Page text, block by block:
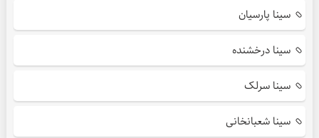
سینا پارسیان
سینا درخشنده
سینا سرلک
سینا شعبانخانی